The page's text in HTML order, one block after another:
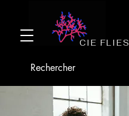
CIE FLIES